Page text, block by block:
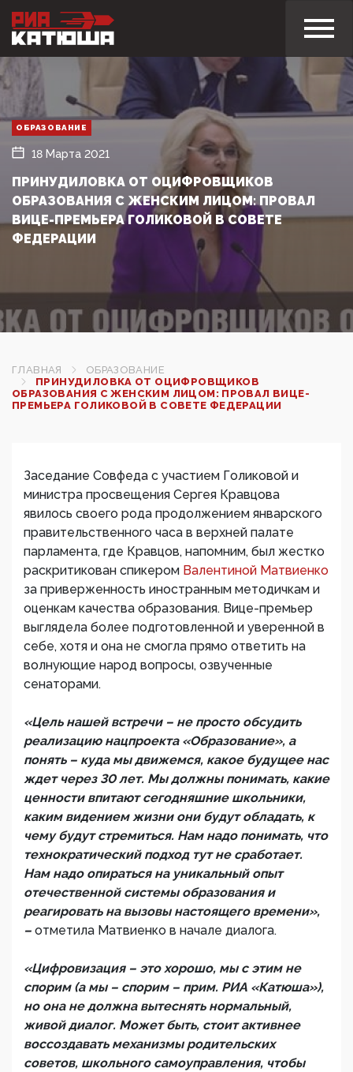
ОБРАЗОВАНИЕ
18 Марта 2021
ПРИНУДИЛОВКА ОТ ОЦИФРОВЩИКОВ
ОБРАЗОВАНИЯ С ЖЕНСКИМ ЛИЦОМ: ПРОВАЛ
ВИЦЕ-ПРЕМЬЕРА ГОЛИКОВОЙ В СОВЕТЕ
ФЕДЕРАЦИИ
ГЛАВНАЯ
ОБРАЗОВАНИЕ
ПРИНУДИЛОВКА ОТ ОЦИФРОВЩИКОВ
ОБРАЗОВАНИЯ С ЖЕНСКИМ ЛИЦОМ: ПРОВАЛ ВИЦЕ-
ПРЕМЬЕРА ГОЛИКОВОЙ В СОВЕТЕ ФЕДЕРАЦИИ
Заседание Совфеда с участием Голиковой и
министра просвещения Сергея Кравцова
явилось своего рода продолжением январского
правительственного часа в верхней палате
парламента, где Кравцов, напомним, был жестко
раскритикован спикером Валентиной Матвиенко
за приверженность иностранным методичкам и
оценкам качества образования. Вице-премьер
выглядела более подготовленной и уверенной в
себе, хотя и она не смогла прямо ответить на
волнующие народ вопросы, озвученные
сенаторами.
«Цель нашей встречи – не просто обсудить
реализацию нацпроекта «Образование», а
понять – куда мы движемся, какое будущее нас
ждет через 30 лет. Мы должны понимать, какие
ценности впитают сегодняшние школьники,
каким видением жизни они будут обладать, к
чему будут стремиться. Нам надо понимать, что
технократический подход тут не сработает.
Нам надо опираться на уникальный опыт
отечественной системы образования и
реагировать на вызовы настоящего времени»,
– отметила Матвиенко в начале диалога.
«Цифровизация – это хорошо, мы с этим не
спорим (а мы – спорим – прим. РИА «Катюша»),
но она не должна вытеснять нормальный,
живой диалог. Может быть, стоит активнее
воссоздавать механизмы родительских
советов, школьного самоуправления, чтобы